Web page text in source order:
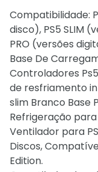
Compatibilidade:
disco), PS5 SLIM
PRO (versões
Base De
Controladores
de resfriamento
slim Branco Base
Refrigeração para
Ventilador para
Discos,
Edition.